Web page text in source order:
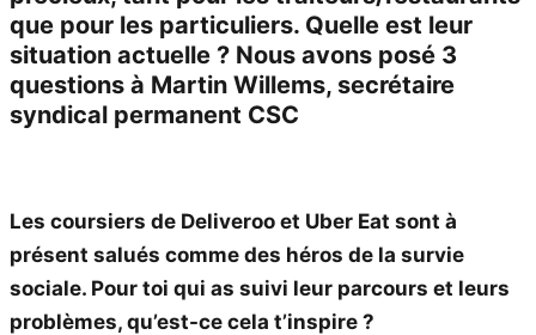
que pour les particuliers. Quelle est leur
situation actuelle ? Nous avons posé 3
questions à Martin Willems, secrétaire
syndical permanent CSC
Les coursiers de Deliveroo et Uber Eat sont à
présent salués comme des héros de la survie
sociale. Pour toi qui as suivi leur parcours et leurs
problèmes, qu’est-ce cela t’inspire ?